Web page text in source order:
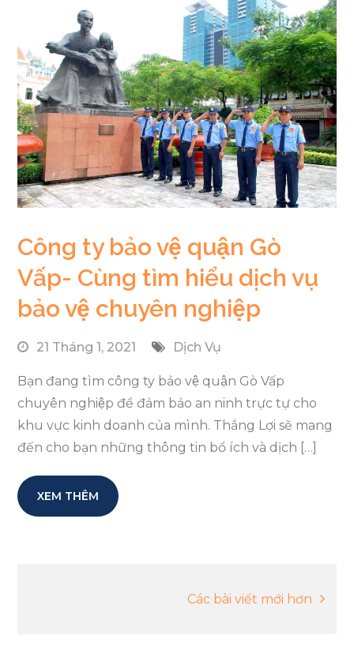
Công ty bảo vệ quận Gò
Vấp- Cùng tìm hiểu dịch vụ
bảo vệ chuyên nghiệp
21 Tháng 1, 2021 Dịch Vụ
Bạn đang tìm công ty bảo vệ quận Gò Vấp
chuyên nghiệp để đảm bảo an ninh trực tự cho
khu vực kinh doanh của mình. Thắng Lợi sẽ mang
đến cho bạn những thông tin bổ ích và dịch […]
XEM THÊM
Các bài viết mới hơn